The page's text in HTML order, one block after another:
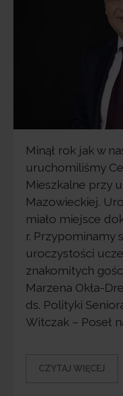
Minął rok jak w
uruchomiliśmy
Mieszkalne przy
Mazowieckiej.
miało miejsce
r. Przypominamy
uroczystości
znakomitych
Marzena Okła-
ds. Polityki
Witczak – Poseł
CZYTAJ WIĘCEJ